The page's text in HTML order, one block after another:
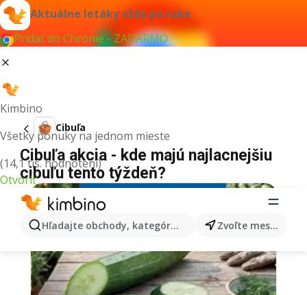
Aktuálne letáky vždy po ruke
Pridať do Chrome - ZADARMO
Kimbino
Všetky ponuky na jednom mieste
(14,1 tis. hodnotení)
Otvoriť
Hľadajte obchody, kategórie, produkty... Zvoľte mesto
Cibuľa
Cibuľa akcia - kde majú najlacnejšiu
cibuľu tento týždeň?